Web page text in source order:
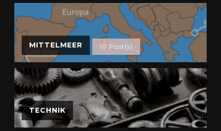
MITTELMEER 10 Post(s)
TECHNIK